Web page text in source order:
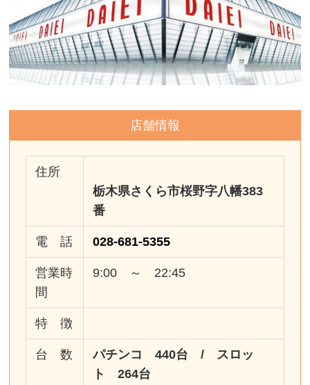
店舗情報
住所
栃木県さくら市桜野字八幡383
番
電 話 028-681-5355
営業時
間
9:00 ～ 22:45
特 徴
台 数
パチンコ 440台 / スロッ
ト 264台